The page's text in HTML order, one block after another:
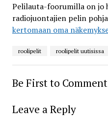
Pelilauta-foorumilla on jo
radiojuontajien pelin
kertomaan oma
roolipelit roolipelit uutisissa
Be First to Comment
Leave a Reply